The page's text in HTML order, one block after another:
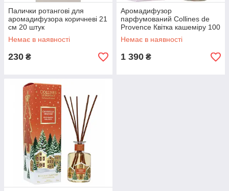
Палички ротангові для
аромадифузора коричневі 21
см 20 штук
Немає в наявності
230 ₴
Аромадифузор
парфумований Collines de
Provence Квітка кашеміру 100
мл
Немає в наявності
1 390 ₴